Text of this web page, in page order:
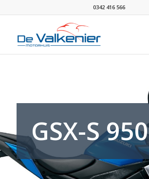
0342 416 566
GSX-S 950